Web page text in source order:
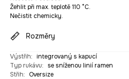
Žehlit při max. teplotě 110 °C.
Nečistit chemicky.
Rozměry
Výstřih: integrovaný s kapucí
Typ rukávu:
se sníženou linií ramen
Střih: Oversize